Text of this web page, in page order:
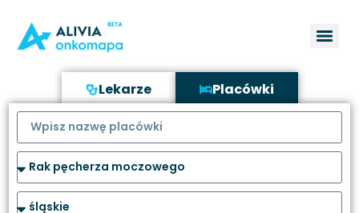
Lekarze Placówki